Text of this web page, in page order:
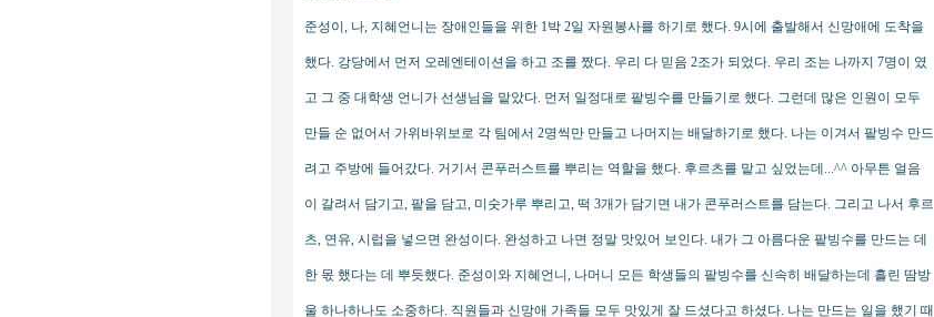
준성이, 나, 지혜언니는 장애인들을 위한 1박 2일 자원봉사를 하기로 했다. 9시에 출발해서 신망애에 도착을
했다. 강당에서 먼저 오레엔테이션을 하고 조를 짰다. 우리 다 믿음 2조가 되었다. 우리 조는 나까지 7명이 였
고 그 중 대학생 언니가 선생님을 맡았다. 먼저 일정대로 팥빙수를 만들기로 했다. 그런데 많은 인원이 모두
만들 순 없어서 가위바위보로 각 팀에서 2명씩만 만들고 나머지는 배달하기로 했다. 나는 이겨서 팥빙수 만드
려고 주방에 들어갔다. 거기서 콘푸러스트를 뿌리는 역할을 했다. 후르츠를 맡고 싶었는데...^^ 아무튼 얼음
이 갈려서 담기고, 팥을 담고, 미숫가루 뿌리고, 떡 3개가 담기면 내가 콘푸러스트를 담는다. 그리고 나서 후르
츠, 연유, 시럽을 넣으면 완성이다. 완성하고 나면 정말 맛있어 보인다. 내가 그 아름다운 팥빙수를 만드는 데
한 몫 했다는 데 뿌듯했다. 준성이와 지혜언니, 나머니 모든 학생들의 팥빙수를 신속히 배달하는데 흘린 땀방
울 하나하나도 소중하다. 직원들과 신망애 가족들 모두 맛있게 잘 드셨다고 하셨다. 나는 만드는 일을 했기 때